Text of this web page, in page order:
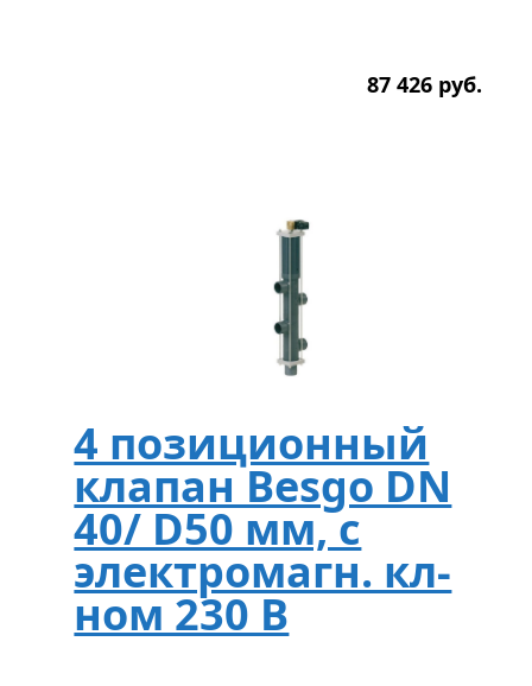
87 426 руб.
4 позиционный
клапан Besgo DN
40/ D50 мм, с
электромагн. кл-
ном 230 В